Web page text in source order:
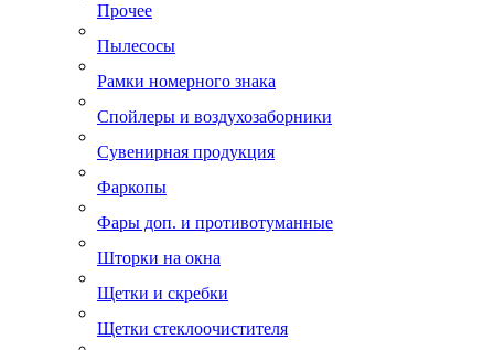
Прочее
Пылесосы
Рамки номерного знака
Спойлеры и воздухозаборники
Сувенирная продукция
Фаркопы
Фары доп. и противотуманные
Шторки на окна
Щетки и скребки
Щетки стеклоочистителя